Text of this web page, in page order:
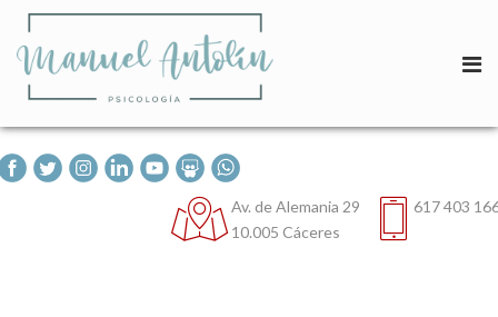
Av. de Alemania 29
10.005 Cáceres
617 403